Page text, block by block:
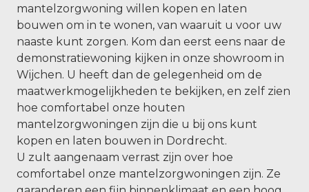
mantelzorgwoning willen kopen en laten
bouwen om in te wonen, van waaruit u voor uw
naaste kunt zorgen. Kom dan eerst eens naar de
demonstratiewoning kijken in onze showroom in
Wijchen. U heeft dan de gelegenheid om de
maatwerkmogelijkheden te bekijken, en zelf zien
hoe comfortabel onze houten
mantelzorgwoningen zijn die u bij ons kunt
kopen en laten bouwen in Dordrecht.
U zult aangenaam verrast zijn over hoe
comfortabel onze mantelzorgwoningen zijn. Ze